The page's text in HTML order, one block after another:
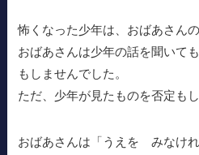
怖くなった少年は、おばあさん
おばあさんは少年の話を聞いて
もしませんでした。
ただ、少年が見たものを否定もし
おばあさんは「うえを みなけ